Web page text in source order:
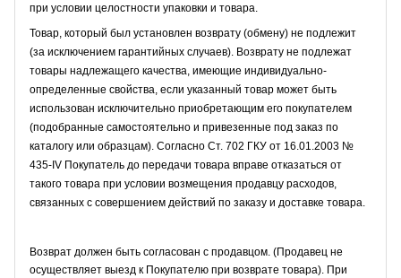
при условии целостности упаковки и товара.
Товар, который был установлен возврату (обмену) не подлежит
(за исключением гарантийных случаев). Возврату не подлежат
товары надлежащего качества, имеющие индивидуально-
определенные свойства, если указанный товар может быть
использован исключительно приобретающим его покупателем
(подобранные самостоятельно и привезенные под заказ по
каталогу или образцам). Согласно Ст. 702 ГКУ от 16.01.2003 №
435-IV Покупатель до передачи товара вправе отказаться от
такого товара при условии возмещения продавцу расходов,
связанных с совершением действий по заказу и доставке товара.
Возврат должен быть согласован с продавцом. (Продавец не
осуществляет выезд к Покупателю при возврате товара). При